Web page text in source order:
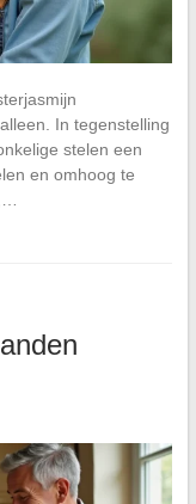
In tegenstelling
stelen een
en omhoog te